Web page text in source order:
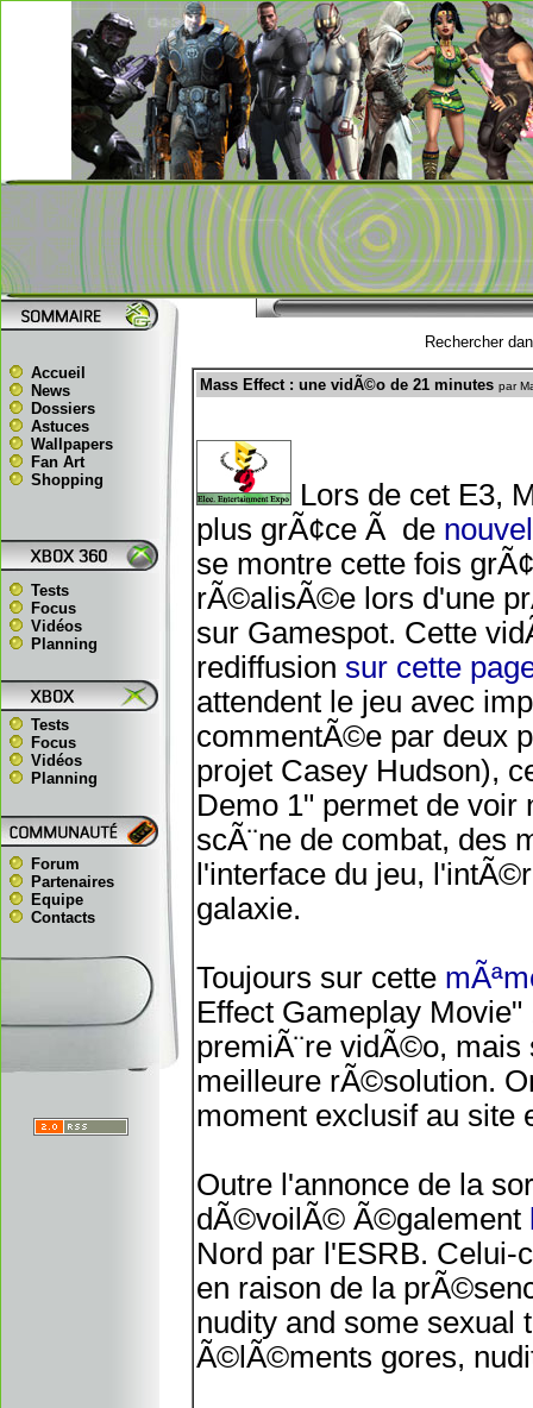
Accueil
News
Dossiers
Astuces
Wallpapers
Fan Art
Shopping
Tests
Focus
Vidéos
Planning
Tests
Focus
Vidéos
Planning
Forum
Partenaires
Equipe
Contacts
Rechercher
Mass Effect : une vidÃ©o de 21 minutes par
Lors de cet E3,
plus grÃ¢ce Ã de
se montre cette fois
rÃ©alisÃ©e lors d'une
sur Gamespot. Cette
rediffusion sur cette
attendent le jeu avec
commentÃ©e par deux
projet Casey Hudson),
Demo 1" permet de voir
scÃ¨ne de combat, des
l'interface du jeu,
galaxie.
Toujours sur cette
Effect Gameplay
premiÃ¨re vidÃ©o,
meilleure rÃ©solution.
moment exclusif au site
Outre l'annonce de la
dÃ©voilÃ© Ã©galement
Nord par l'ESRB.
en raison de la
nudity and some sexual
Ã©lÃ©ments gores,